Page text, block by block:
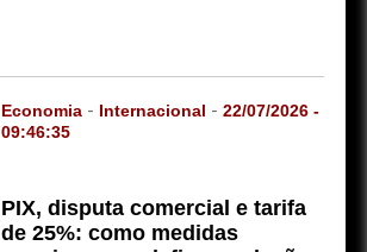
Economia - Internacional -22/07/2026 -
09:46:35
PIX, disputa comercial e tarifa
de 25%: como medidas